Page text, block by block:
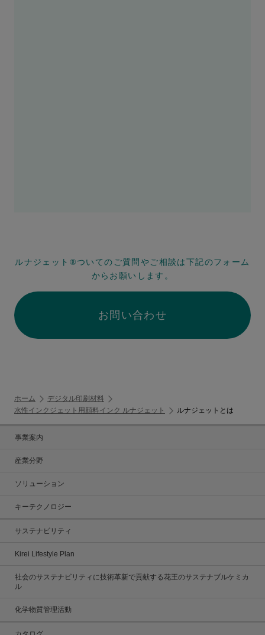
ルナジェット ®ついてのご質問やご相談は下記のフォーム
からお願いします。
お問い合わせ
ホーム
デジタル印刷材料
水性インクジェット用顔料インク ルナジェット
ルナジェットとは
事業案内
産業分野
ソリューション
キーテクノロジー
サステナビリティ
Kirei Lifestyle Plan
社会のサステナビリティに技術革新で貢献する花王のサステナブルケミカ
ル
化学物質管理活動